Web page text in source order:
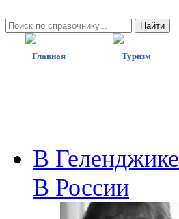
Главная Туризм
В Геленджике
В России